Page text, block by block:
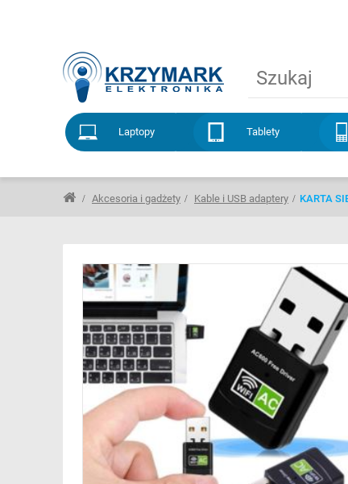
Laptopy Tablety
Akcesoria i gadżety Kable i USB adaptery KARTA